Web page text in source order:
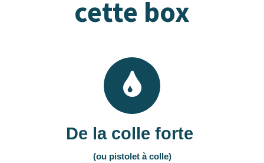
cette box
De la colle forte
(ou pistolet à colle)